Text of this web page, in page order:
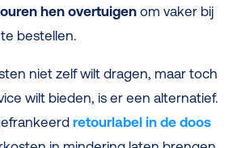
hen overtuigen om vaker bij
bestellen.
niet zelf wilt dragen, maar toch
wilt bieden, is er een alternatief.
retourlabel in de doos